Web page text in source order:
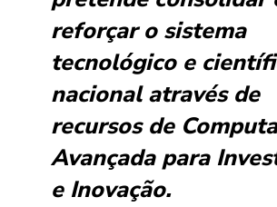
reforçar o sistema
tecnológico e
nacional através de
recursos de
Avançada para
e Inovação.